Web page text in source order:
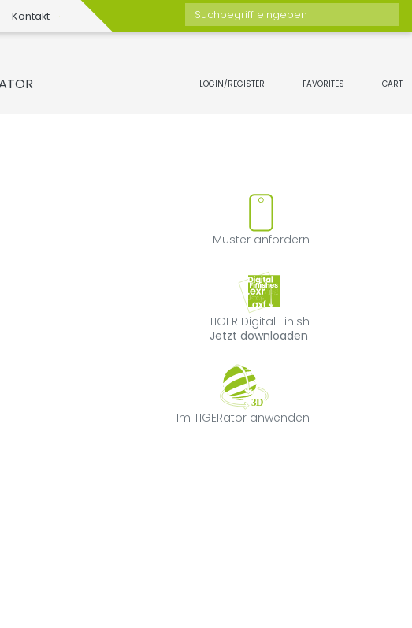
Kontakt
Suchbegriff eingeben
LOGIN/REGISTER FAVORITES CART
zu Favoriten hinzufügen oder
Muster anfordern
TIGER Digital Finish
Jetzt downloaden
Im TIGERator anwenden